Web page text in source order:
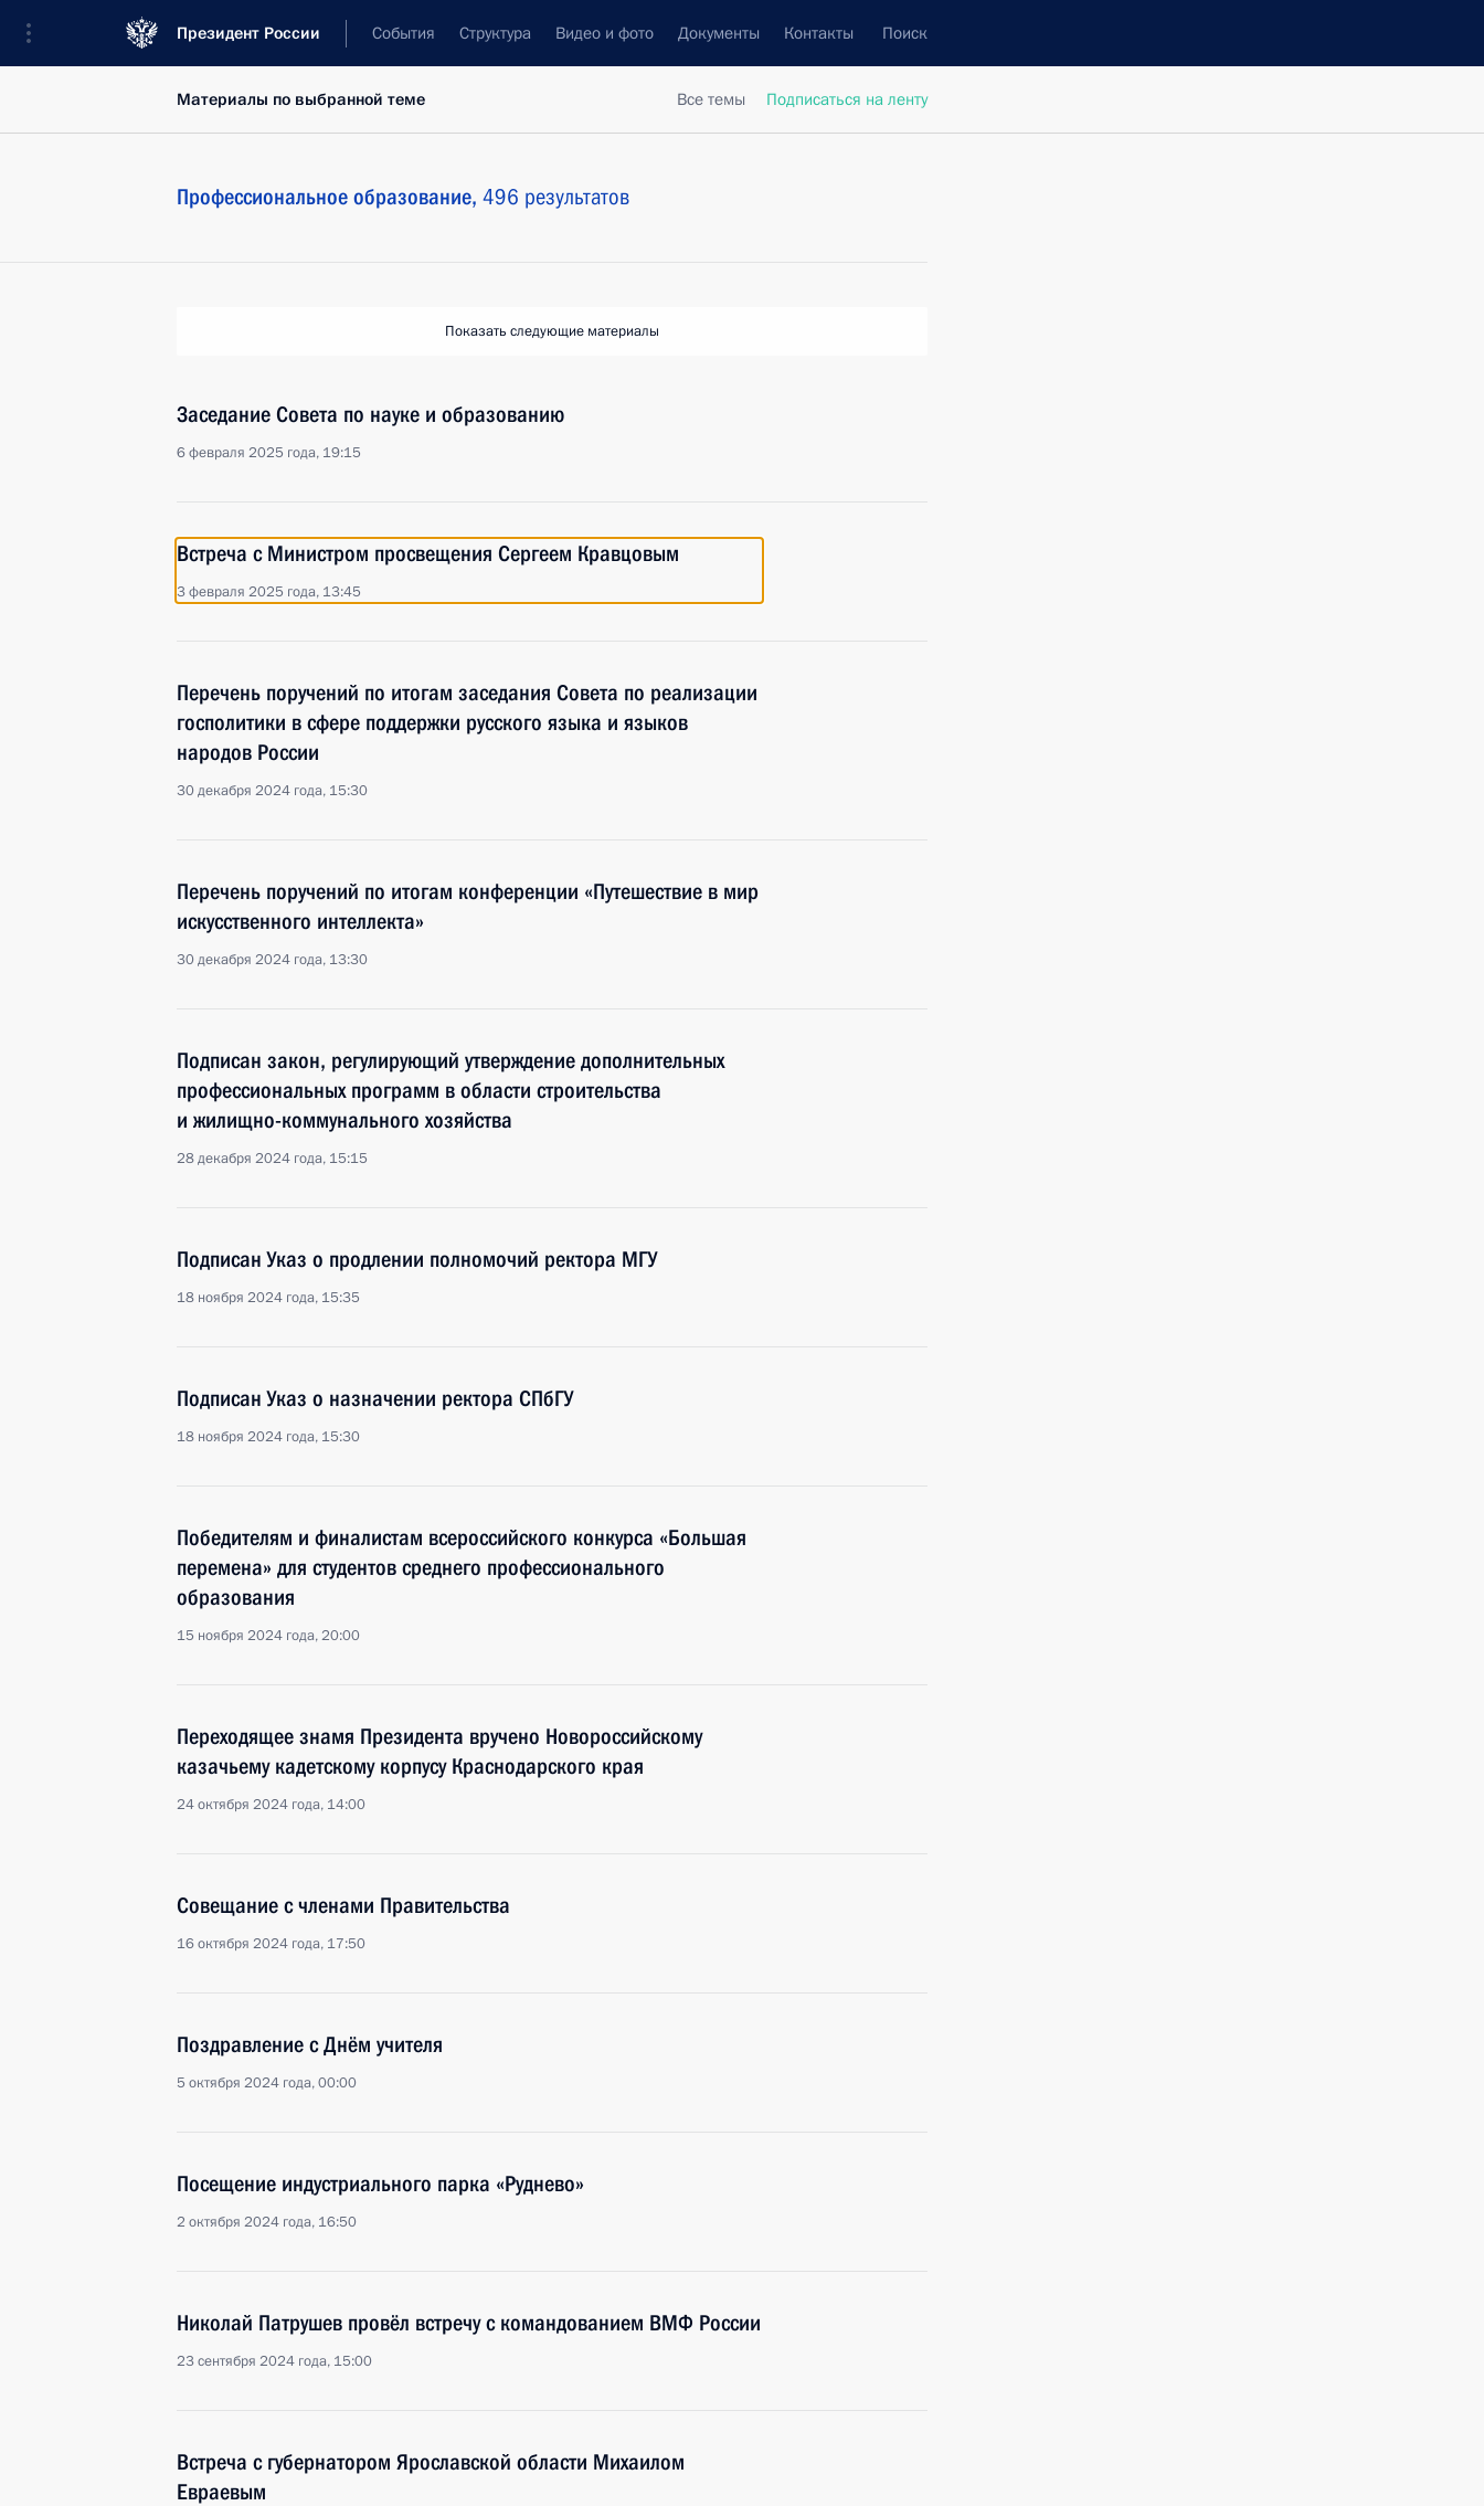
Президент России События Структура Видео и фото Документы Контакты Поиск
Все темы Подписаться на ленту
Материалы по выбранной теме
Профессиональное образование, 496 результатов
Показать следующие материалы
Заседание Совета по науке и образованию
6 февраля 2025 года, 19:15
Встреча с Министром просвещения Сергеем Кравцовым
3 февраля 2025 года, 13:45
Перечень поручений по итогам заседания Совета по реализации
госполитики в сфере поддержки русского языка и языков
народов России
30 декабря 2024 года, 15:30
Перечень поручений по итогам конференции «Путешествие в мир
искусственного интеллекта»
30 декабря 2024 года, 13:30
Подписан закон, регулирующий утверждение дополнительных
профессиональных программ в области строительства
и жилищно-коммунального хозяйства
28 декабря 2024 года, 15:15
Подписан Указ о продлении полномочий ректора МГУ
18 ноября 2024 года, 15:35
Подписан Указ о назначении ректора СПбГУ
18 ноября 2024 года, 15:30
Победителям и финалистам всероссийского конкурса «Большая
перемена» для студентов среднего профессионального
образования
15 ноября 2024 года, 20:00
Переходящее знамя Президента вручено Новороссийскому
казачьему кадетскому корпусу Краснодарского края
24 октября 2024 года, 14:00
Совещание с членами Правительства
16 октября 2024 года, 17:50
Поздравление с Днём учителя
5 октября 2024 года, 00:00
Посещение индустриального парка «Руднево»
2 октября 2024 года, 16:50
Николай Патрушев провёл встречу с командованием ВМФ России
23 сентября 2024 года, 15:00
Встреча с губернатором Ярославской области Михаилом
Евраевым